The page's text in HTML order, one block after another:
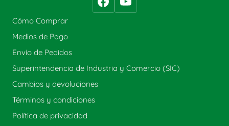
Cómo Comprar
Medios de Pago
Envío de Pedidos
Superintendencia de Industria y Comercio (SIC)
Cambios y devoluciones
Términos y condiciones
Política de privacidad